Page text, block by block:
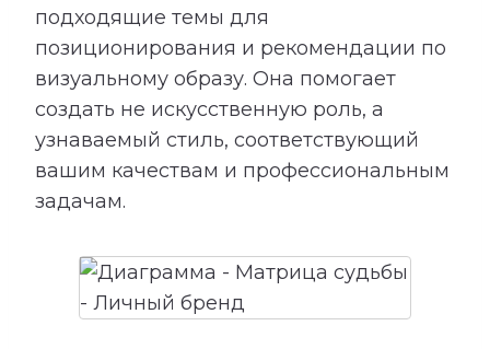
подходящие темы для
позиционирования и рекомендации по
визуальному образу. Она помогает
создать не искусственную роль, а
узнаваемый стиль, соответствующий
вашим качествам и профессиональным
задачам.